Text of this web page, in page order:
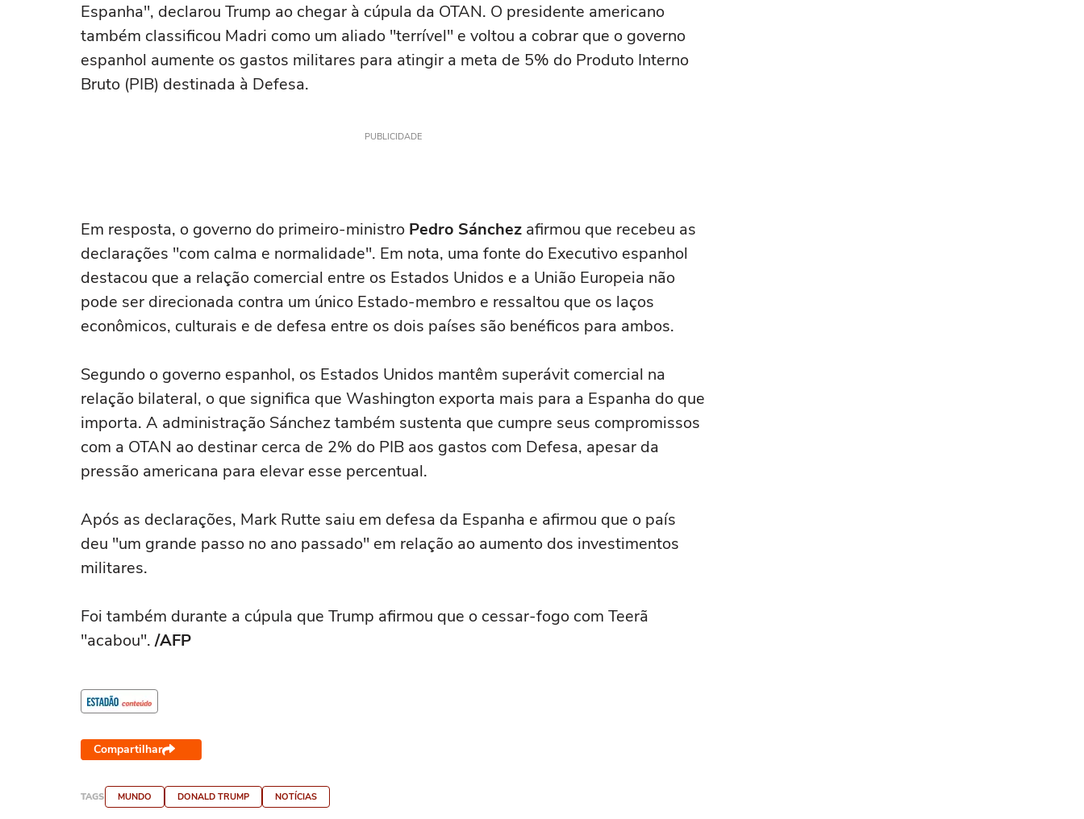
Espanha", declarou Trump ao chegar à cúpula da OTAN. O presidente americano
também classificou Madri como um aliado "terrível" e voltou a cobrar que o governo
espanhol aumente os gastos militares para atingir a meta de 5% do Produto Interno
Bruto (PIB) destinada à Defesa.
PUBLICIDADE
Em resposta, o governo do primeiro-ministro Pedro Sánchez afirmou que recebeu as
declarações "com calma e normalidade". Em nota, uma fonte do Executivo espanhol
destacou que a relação comercial entre os Estados Unidos e a União Europeia não
pode ser direcionada contra um único Estado-membro e ressaltou que os laços
econômicos, culturais e de defesa entre os dois países são benéficos para ambos.
Segundo o governo espanhol, os Estados Unidos mantêm superávit comercial na
relação bilateral, o que significa que Washington exporta mais para a Espanha do que
importa. A administração Sánchez também sustenta que cumpre seus compromissos
com a OTAN ao destinar cerca de 2% do PIB aos gastos com Defesa, apesar da
pressão americana para elevar esse percentual.
Após as declarações, Mark Rutte saiu em defesa da Espanha e afirmou que o país
deu "um grande passo no ano passado" em relação ao aumento dos investimentos
militares.
Foi também durante a cúpula que Trump afirmou que o cessar-fogo com Teerã
"acabou"./AFP
Compartilhar
TAGS MUNDO DONALD TRUMP NOTÍCIAS